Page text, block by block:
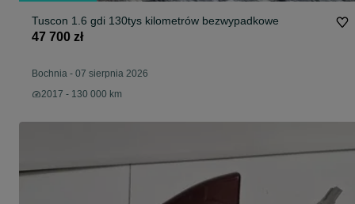
Tuscon 1.6 gdi 130tys kilometrów bezwypadkowe
47 700 zł
Bochnia - 07 sierpnia 2026
2017 - 130 000 km